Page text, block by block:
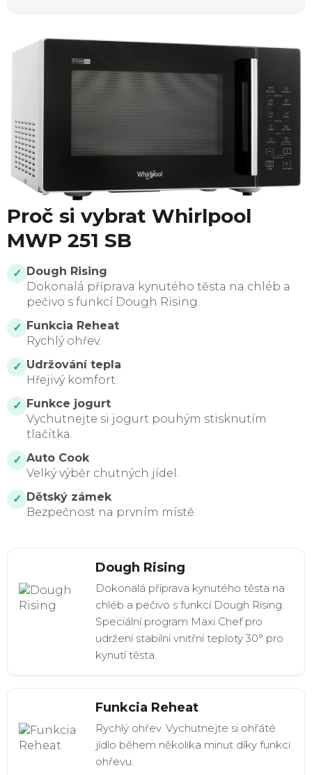
Proč si vybrat Whirlpool
MWP 251 SB
✓ Dough Rising
Dokonalá příprava kynutého těsta na chléb a
pečivo s funkcí Dough Rising.
✓ Funkcia Reheat
Rychlý ohřev.
✓ Udržování tepla
Hřejivý komfort.
✓ Funkce jogurt
Vychutnejte si jogurt pouhým stisknutím
tlačítka.
✓ Auto Cook
Velký výběr chutných jídel.
✓ Dětský zámek
Bezpečnost na prvním místě.
Dough Rising
Dokonalá příprava kynutého těsta na
chléb a pečivo s funkcí Dough Rising.
Speciální program Maxi Chef pro
udržení stabilní vnitřní teploty 30° pro
kynutí těsta.
Funkcia Reheat
Rychlý ohřev. Vychutnejte si ohřáté
jídlo během několika minut díky funkci
ohřevu.